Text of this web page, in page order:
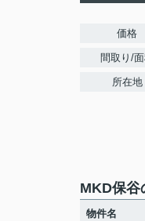
価格
間取り/
所在地
MKD保谷
物件名